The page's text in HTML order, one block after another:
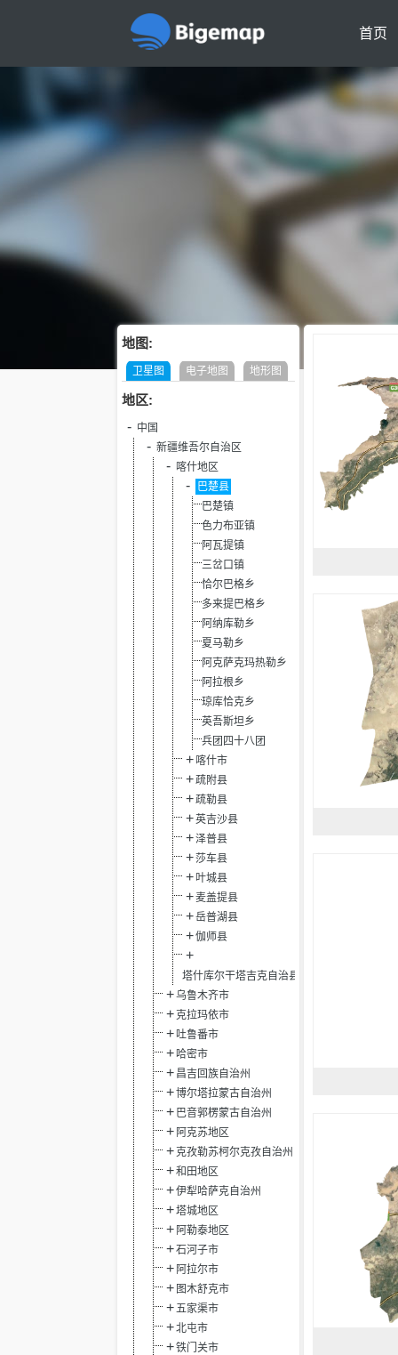
首页
地图:
卫星图 电子地图 地形图
地区:
中国
新疆维吾尔自治区
喀什地区
巴楚县
巴楚镇
色力布亚镇
阿瓦提镇
三岔口镇
恰尔巴格乡
多来提巴格乡
阿纳库勒乡
夏马勒乡
阿克萨克玛热勒乡
阿拉根乡
琼库恰克乡
英吾斯坦乡
兵团四十八团
喀什市
疏附县
疏勒县
英吉沙县
泽普县
莎车县
叶城县
麦盖提县
岳普湖县
伽师县
塔什库尔干塔吉克自治县
乌鲁木齐市
克拉玛依市
吐鲁番市
哈密市
昌吉回族自治州
博尔塔拉蒙古自治州
巴音郭楞蒙古自治州
阿克苏地区
克孜勒苏柯尔克孜自治州
和田地区
伊犁哈萨克自治州
塔城地区
阿勒泰地区
石河子市
阿拉尔市
图木舒克市
五家渠市
北屯市
铁门关市